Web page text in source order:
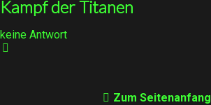
Kampf der Titanen
keine Antwort
Zum Seitenanfang